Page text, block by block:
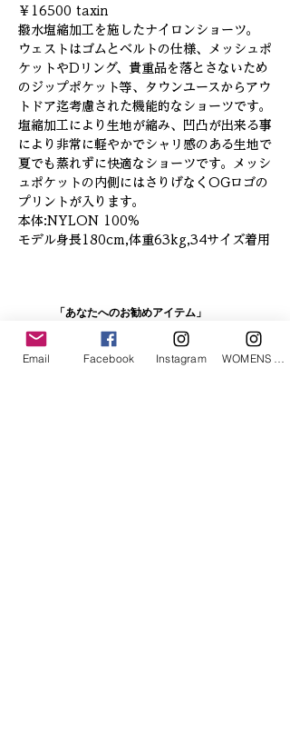
￥16500 taxin
撥水塩縮加工を施したナイロンショーツ。
ウェストはゴムとベルトの仕様、メッシュポ
ケットやDリング、貴重品を落とさないため
のジップポケット等、タウンユースからアウ
トドア迄考慮された機能的なショーツです。
塩縮加工により生地が縮み、凹凸が出来る事
により非常に軽やかでシャリ感のある生地で
夏でも蒸れずに快適なショーツです。メッシ
ュポケットの内側にはさりげなくOGロゴの
プリントが入ります。
本体:NYLON 100%
モデル身長180cm,体重63kg,34サイズ着用
「あなたへのお勧めアイテム」
Email Facebook Instagram